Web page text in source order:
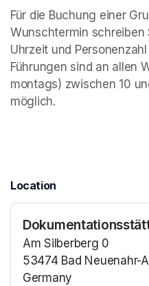
Für die Buchung einer
Wunschtermin schreiben
Uhrzeit und
Führungen sind an allen
montags) zwischen 10
möglich.
Location
Am Silberberg 0
53474 Bad Neuenahr-
Germany